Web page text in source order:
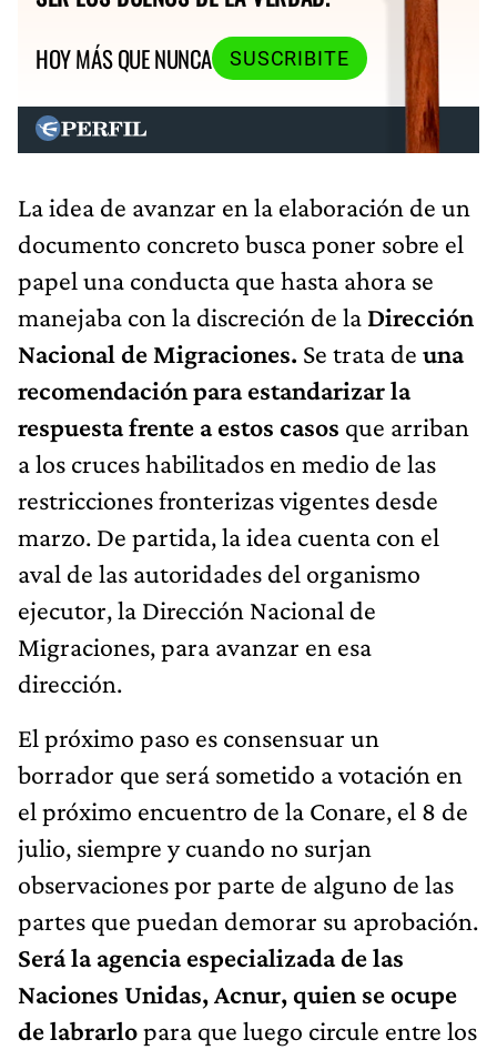
HOY MÁS QUE NUNCA
SUSCRIBITE
La idea de avanzar en la elaboración de un
documento concreto busca poner sobre el
papel una conducta que hasta ahora se
manejaba con la discreción de la Dirección
Nacional de Migraciones. Se trata de una
recomendación para estandarizar la
respuesta frente a estos casos que arriban
a los cruces habilitados en medio de las
restricciones fronterizas vigentes desde
marzo. De partida, la idea cuenta con el
aval de las autoridades del organismo
ejecutor, la Dirección Nacional de
Migraciones, para avanzar en esa
dirección.
El próximo paso es consensuar un
borrador que será sometido a votación en
el próximo encuentro de la Conare, el 8 de
julio, siempre y cuando no surjan
observaciones por parte de alguno de las
partes que puedan demorar su aprobación.
Será la agencia especializada de las
Naciones Unidas, Acnur, quien se ocupe
de labrarlopara que luego circule entre los